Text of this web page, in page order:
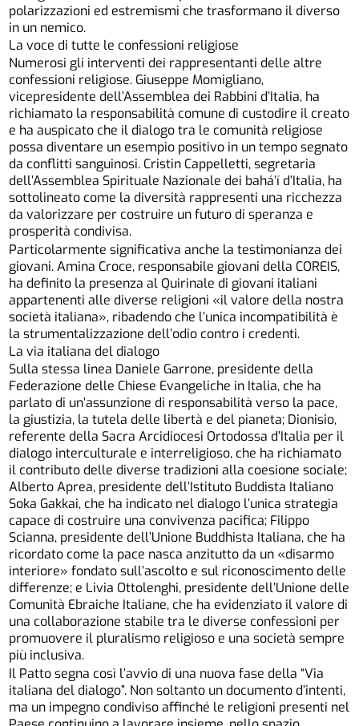
polarizzazioni ed estremismi che trasformano il diverso
in un nemico.
La voce di tutte le confessioni religiose
Numerosi gli interventi dei rappresentanti delle altre
confessioni religiose. Giuseppe Momigliano,
vicepresidente dell’Assemblea dei Rabbini d’Italia, ha
richiamato la responsabilità comune di custodire il creato
e ha auspicato che il dialogo tra le comunità religiose
possa diventare un esempio positivo in un tempo segnato
da conflitti sanguinosi. Cristin Cappelletti, segretaria
dell’Assemblea Spirituale Nazionale dei bahá’í d’Italia, ha
sottolineato come la diversità rappresenti una ricchezza
da valorizzare per costruire un futuro di speranza e
prosperità condivisa.
Particolarmente significativa anche la testimonianza dei
giovani. Amina Croce, responsabile giovani della COREIS,
ha definito la presenza al Quirinale di giovani italiani
appartenenti alle diverse religioni «il valore della nostra
società italiana», ribadendo che l’unica incompatibilità è
la strumentalizzazione dell’odio contro i credenti.
La via italiana del dialogo
Sulla stessa linea Daniele Garrone, presidente della
Federazione delle Chiese Evangeliche in Italia, che ha
parlato di un’assunzione di responsabilità verso la pace,
la giustizia, la tutela delle libertà e del pianeta; Dionisio,
referente della Sacra Arcidiocesi Ortodossa d’Italia per il
dialogo interculturale e interreligioso, che ha richiamato
il contributo delle diverse tradizioni alla coesione sociale;
Alberto Aprea, presidente dell’Istituto Buddista Italiano
Soka Gakkai, che ha indicato nel dialogo l’unica strategia
capace di costruire una convivenza pacifica; Filippo
Scianna, presidente dell’Unione Buddhista Italiana, che ha
ricordato come la pace nasca anzitutto da un «disarmo
interiore» fondato sull’ascolto e sul riconoscimento delle
differenze; e Livia Ottolenghi, presidente dell’Unione delle
Comunità Ebraiche Italiane, che ha evidenziato il valore di
una collaborazione stabile tra le diverse confessioni per
promuovere il pluralismo religioso e una società sempre
più inclusiva.
Il Patto segna così l’avvio di una nuova fase della “Via
italiana del dialogo”. Non soltanto un documento d’intenti,
ma un impegno condiviso affinché le religioni presenti nel